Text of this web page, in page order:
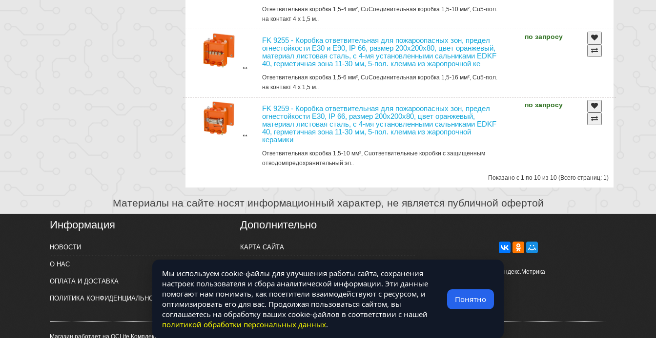
Ответвительная коробка 1,5-4 мм², CuСоединительная коробка 1,5-10 мм², Cu5-пол.
на контакт 4 x 1,5 м..
FK 9255 - Коробка ответвительная для пожароопасных зон, предел
огнестойкости Е30 и Е90, IP 66, размер 200х200х80, цвет оранжевый,
материал листовая сталь, с 4-мя установленными сальниками EDKF
40, герметичная зона 11-30 мм, 5-пол. клемма из жаропрочной ке
Ответвительная коробка 1,5-6 мм², CuСоединительная коробка 1,5-16 мм², Cu5-пол.
на контакт 4 x 1,5 м..
по запросу
FK 9259 - Коробка ответвительная для пожароопасных зон, предел
огнестойкости Е30, IP 66, размер 200х200х80, цвет оранжевый,
материал листовая сталь, с 4-мя установленными сальниками EDKF
40, герметичная зона 11-30 мм, 5-пол. клемма из жаропрочной
керамики
Ответвительная коробка 1,5-10 мм², Cuответвительные коробки с защищенным
отводомпредохранительный эл..
по запросу
Показано с 1 по 10 из 10 (Всего страниц: 1)
Материалы на сайте носят информационный характер, не является публичной офертой
Информация
НОВОСТИ
О НАС
ОПЛАТА И ДОСТАВКА
ПОЛИТИКА КОНФИДЕНЦИАЛЬНОСТИ
Дополнительно
КАРТА САЙТА
КОНТАКТЫ
Магазин работает на OCLite Комплект-А - радиодетали и электронные компоненты © 2026
Мы используем cookie-файлы для улучшения работы сайта, сохранения
настроек пользователя и сбора аналитической информации. Эти данные
помогают нам понимать, как посетители взаимодействуют с ресурсом, и
оптимизировать его для вас. Продолжая пользоваться сайтом, вы
соглашаетесь на обработку ваших cookie-файлов в соответствии с нашей
политикой обработки персональных данных.
Понятно